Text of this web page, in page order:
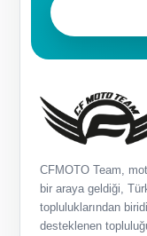
CFMOTO Team,
bir araya geldiği,
topluluklarından
desteklenen